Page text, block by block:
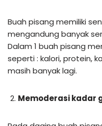
Buah pisang memiliki
mengandung banyak
Dalam 1 buah pisang
seperti : kalori, protein,
masih banyak lagi.
Memoderasi kadar